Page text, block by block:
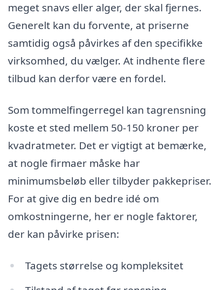
meget snavs eller alger, der skal fjernes.
Generelt kan du forvente, at priserne
samtidig også påvirkes af den specifikke
virksomhed, du vælger. At indhente flere
tilbud kan derfor være en fordel.
Som tommelfingerregel kan tagrensning
koste et sted mellem 50-150 kroner per
kvadratmeter. Det er vigtigt at bemærke,
at nogle firmaer måske har
minimumsbeløb eller tilbyder pakkepriser.
For at give dig en bedre idé om
omkostningerne, her er nogle faktorer,
der kan påvirke prisen:
Tagets størrelse og kompleksitet